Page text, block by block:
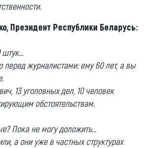
Президент Республики Беларусь:
штук…
перед журналистами: ему 60 лет, а вы
13 уголовных дел, 10 человек
обстоятельствам.
Пока не могу доложить…
а они уже в частных структурах